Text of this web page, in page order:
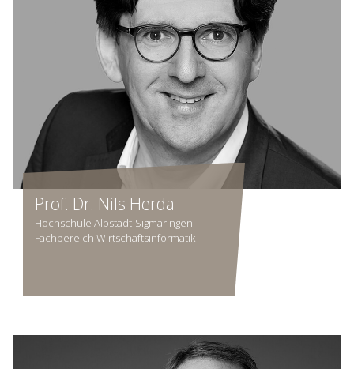
Prof. Dr. Nils Herda
Hochschule Albstadt-Sigmaringen
Fachbereich Wirtschaftsinformatik